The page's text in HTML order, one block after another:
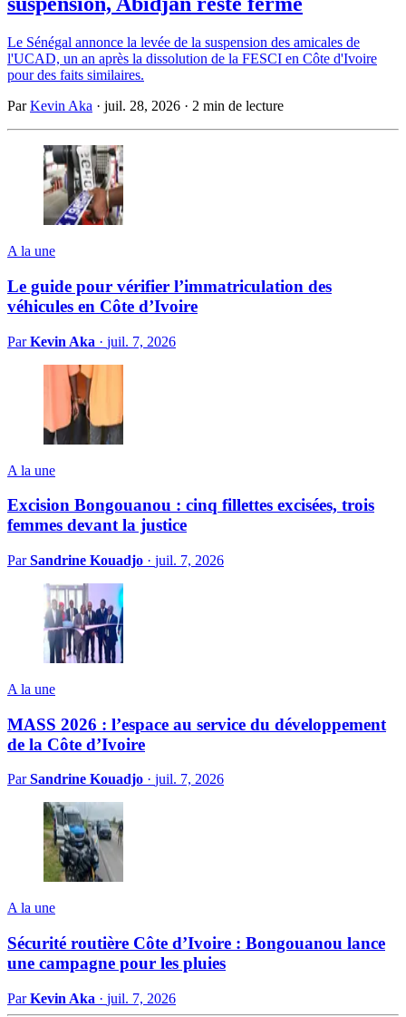
Le Sénégal annonce la levée de la suspension des amicales de
l'UCAD, un an après la dissolution de la FESCI en Côte d'Ivoire
pour des faits similaires.
ParKevin Aka · juil. 28, 2026 · 2 min de lecture
A la une
Le guide pour vérifier l’immatriculation des
véhicules en Côte d’Ivoire
ParKevin Aka · juil. 7, 2026
A la une
Excision Bongouanou : cinq fillettes excisées, trois
femmes devant la justice
ParSandrine Kouadjo · juil. 7, 2026
A la une
MASS 2026 : l’espace au service du développement
de la Côte d’Ivoire
ParSandrine Kouadjo · juil. 7, 2026
A la une
Sécurité routière Côte d’Ivoire : Bongouanou lance
une campagne pour les pluies
ParKevin Aka · juil. 7, 2026